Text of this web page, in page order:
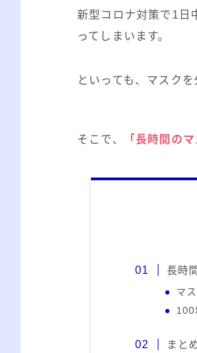
新型コロナ対策で1日
ってしまいます。
といっても、マスク
そこで、 「長時間の
長時
マ
100
まと